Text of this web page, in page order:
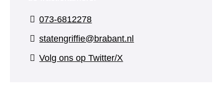
073-6812278
statengriffie@brabant.nl
Volg ons op Twitter/X